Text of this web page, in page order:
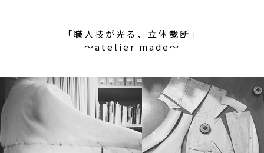
「職人技が光る、立体裁断」
〜atelier made〜